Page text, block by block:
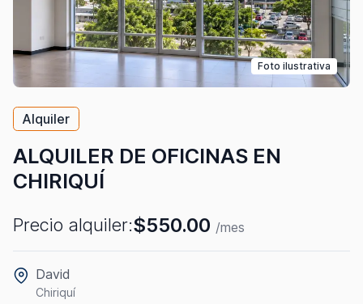
Foto ilustrativa
Alquiler
ALQUILER DE OFICINAS EN
CHIRIQUÍ
Precio alquiler:$550.00 /mes
David
Chiriquí